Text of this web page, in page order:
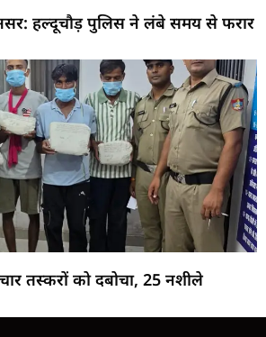
हल्दूचौड़ पुलिस ने लंबे समय से फरार
तस्करों को दबोचा, 25 नशीले